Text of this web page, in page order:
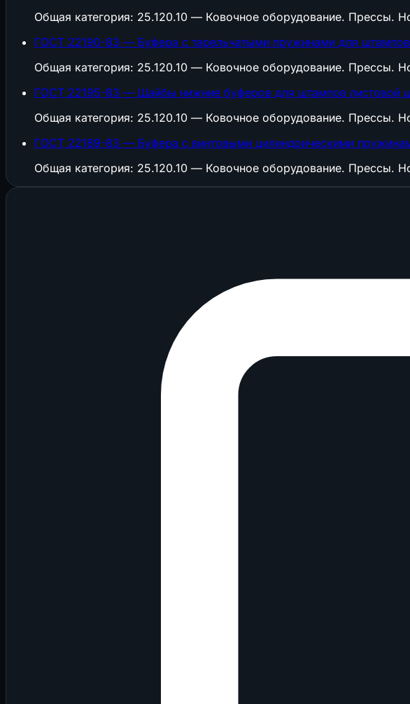
Общая категория: 25.120.10 — Ковочное оборудование. Прессы.
ГОСТ 22190-83 — Буфера с тарельчатыми пружинами для
Общая категория: 25.120.10 — Ковочное оборудование. Прессы.
ГОСТ 22195-83 — Шайбы нижние буферов для штампов листовой
Общая категория: 25.120.10 — Ковочное оборудование. Прессы.
ГОСТ 22189-83 — Буфера с винтовыми цилиндрическими
Общая категория: 25.120.10 — Ковочное оборудование. Прессы.